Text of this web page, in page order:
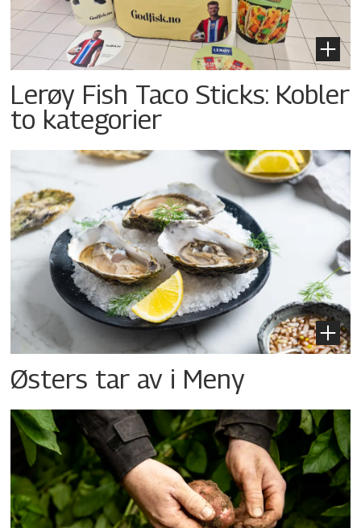
Lerøy Fish Taco Sticks: Kobler
to kategorier
Østers tar av i Meny